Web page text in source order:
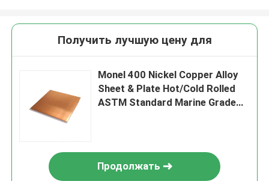
Получить лучшую цену для
Monel 400 Nickel Copper Alloy
Sheet & Plate Hot/Cold Rolled
ASTM Standard Marine Grade
Продолжать